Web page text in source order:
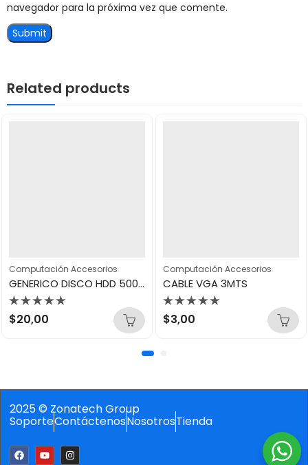
navegador para la próxima vez que comente.
Related products
Computación Accesorios
GENERICO DISCO HDD 500GB 3.5HZ
Valorado
con
$20,00
Computación Accesorios
CABLE VGA 3MTS
Valorado
con
$3,00
2025 © Zonatech Group
SoporteContáctenosNosotrosTienda